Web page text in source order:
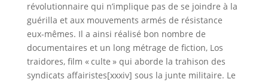
révolutionnaire qui n’implique pas de se joindre à la
guérilla et aux mouvements armés de résistance
eux-mêmes. Il a ainsi réalisé bon nombre de
documentaires et un long métrage de fiction, Los
traidores, film « culte » qui aborde la trahison des
syndicats affairistes[xxxiv] sous la junte militaire. Le